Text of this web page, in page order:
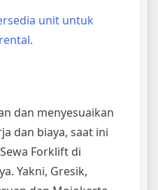
unit untuk
dan menyesuaikan
dan biaya, saat ini
Forklift di
Yakni, Gresik,